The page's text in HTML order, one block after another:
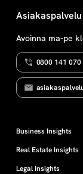
Asiakaspalvelu
Avoinna ma-pe
0800 141 070
Business Insights
Real Estate Insights
Legal Insights